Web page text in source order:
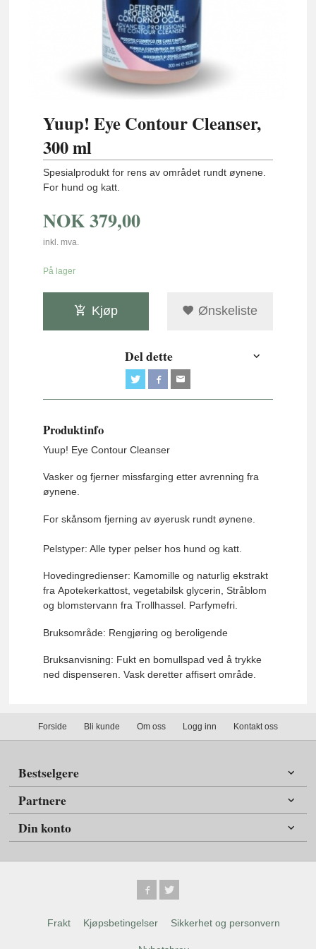
Yuup! Eye Contour Cleanser,
300 ml
Spesialprodukt for rens av området rundt øynene.
For hund og katt.
NOK379,00
inkl. mva.
På lager
Kjøp Ønskeliste
Del dette
Produktinfo
Yuup! Eye Contour Cleanser
Vasker og fjerner missfarging etter avrenning fra
øynene.
For skånsom fjerning av øyerusk rundt øynene.
Pelstyper: Alle typer pelser hos hund og katt.
Hovedingredienser: Kamomille og naturlig ekstrakt
fra Apotekerkattost, vegetabilsk glycerin, Stråblom
og blomstervann fra Trollhassel. Parfymefri.
Bruksområde: Rengjøring og beroligende
Bruksanvisning: Fukt en bomullspad ved å trykke
ned dispenseren. Vask deretter affisert område.
Forside Bli kunde Om oss Logg inn Kontakt oss
Bestselgere
Partnere
Din konto
Frakt Kjøpsbetingelser Sikkerhet og personvern